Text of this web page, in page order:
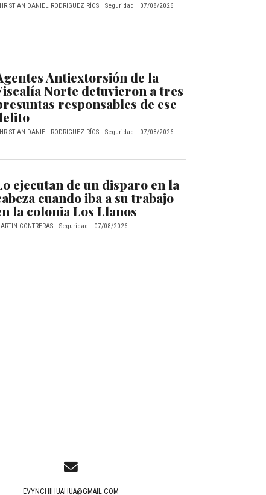
DANIEL RODRIGUEZ RÍOS Seguridad 07/08/2026
Antiextorsión de la
Norte detuvieron a tres
responsables de ese
DANIEL RODRIGUEZ RÍOS Seguridad 07/08/2026
ejecutan de un disparo en la
cuando iba a su trabajo
la colonia Los Llanos
CONTRERAS Seguridad 07/08/2026
EVYNCHIHUAHUA@GMAIL.COM